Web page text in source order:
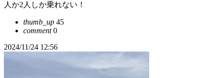
人か2人しか乗れない！
thumb_up 45
comment0
2024/11/24 12:56